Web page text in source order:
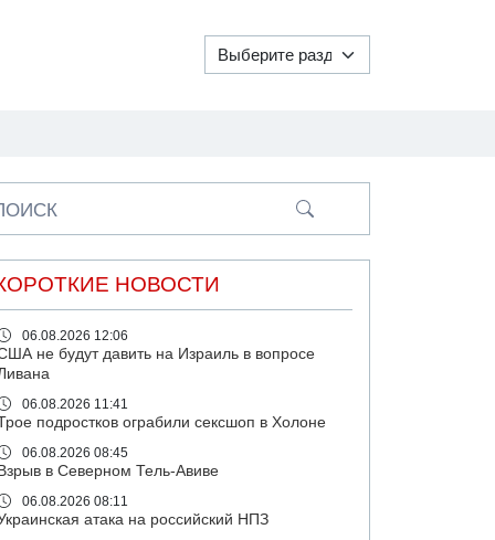
НОВОСТИ
06.08.2026 12:06
не будут давить на Израиль в вопросе
06.08.2026 11:41
подростков ограбили сексшоп в Холоне
06.08.2026 08:45
Взрыв в Северном Тель-Авиве
06.08.2026 08:11
атака на российский НПЗ